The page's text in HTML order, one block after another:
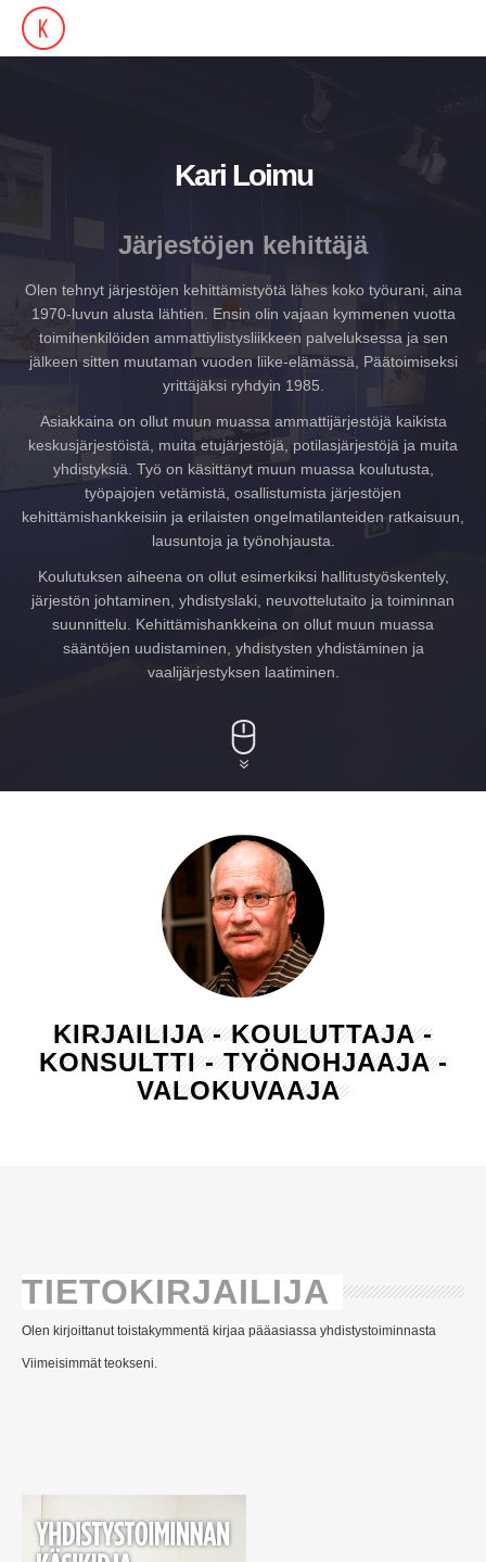
Kari Loimu
Järjestöjen kehittäjä
Olen tehnyt järjestöjen kehittämistyötä lähes koko työurani, aina
1970-luvun alusta lähtien. Ensin olin vajaan kymmenen vuotta
toimihenkilöiden ammattiylistysliikkeen palveluksessa ja sen
jälkeen sitten muutaman vuoden liike-elämässä, Päätoimiseksi
yrittäjäksi ryhdyin 1985.
Asiakkaina on ollut muun muassa ammattijärjestöjä kaikista
keskusjärjestöistä, muita etujärjestöjä, potilasjärjestöjä ja muita
yhdistyksiä. Työ on käsittänyt muun muassa koulutusta,
työpajojen vetämistä, osallistumista järjestöjen
kehittämishankkeisiin ja erilaisten ongelmatilanteiden ratkaisuun,
lausuntoja ja työnohjausta.
Koulutuksen aiheena on ollut esimerkiksi hallitustyöskentely,
järjestön johtaminen, yhdistyslaki, neuvottelutaito ja toiminnan
suunnittelu. Kehittämishankkeina on ollut muun muassa
sääntöjen uudistaminen, yhdistysten yhdistäminen ja
vaalijärjestyksen laatiminen.
KIRJAILIJA - KOULUTTAJA -
KONSULTTI - TYÖNOHJAAJA -
VALOKUVAAJA
TIETOKIRJAILIJA
Olen kirjoittanut toistakymmentä kirjaa pääasiassa yhdistystoiminnasta
Viimeisimmät teokseni.